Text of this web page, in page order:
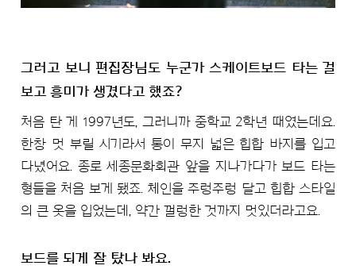
그러고 보니 편집장님도 누군가 스케이트보드 타는 걸
보고 흥미가 생겼다고 했죠?
처음 탄 게 1997년도, 그러니까 중학교 2학년 때였는데요.
한창 멋 부릴 시기라서 통이 무지 넓은 힙합 바지를 입고
다녔어요. 종로 세종문화회관 앞을 지나가다가 보드 타는
형들을 처음 보게 됐죠. 체인을 주렁주렁 달고 힙합 스타일
의 큰 옷을 입었는데, 약간 껄렁한 것까지 멋있더라고요.
보드를 되게 잘 탔나 봐요.